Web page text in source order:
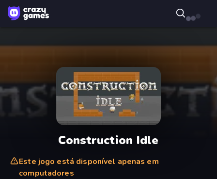
Construction Idle
Este jogo está disponível apenas em
computadores